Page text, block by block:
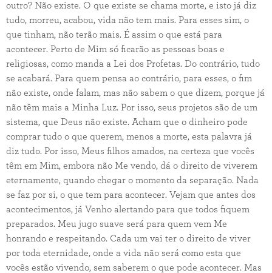
outro? Não existe. O que existe se chama morte, e isto já diz
tudo, morreu, acabou, vida não tem mais. Para esses sim, o
que tinham, não terão mais. É assim o que está para
acontecer. Perto de Mim só ficarão as pessoas boas e
religiosas, como manda a Lei dos Profetas. Do contrário, tudo
se acabará. Para quem pensa ao contrário, para esses, o fim
não existe, onde falam, mas não sabem o que dizem, porque já
não têm mais a Minha Luz. Por isso, seus projetos são de um
sistema, que Deus não existe. Acham que o dinheiro pode
comprar tudo o que querem, menos a morte, esta palavra já
diz tudo. Por isso, Meus filhos amados, na certeza que vocês
têm em Mim, embora não Me vendo, dá o direito de viverem
eternamente, quando chegar o momento da separação. Nada
se faz por si, o que tem para acontecer. Vejam que antes dos
acontecimentos, já Venho alertando para que todos fiquem
preparados. Meu jugo suave será para quem vem Me
honrando e respeitando. Cada um vai ter o direito de viver
por toda eternidade, onde a vida não será como esta que
vocês estão vivendo, sem saberem o que pode acontecer. Mas